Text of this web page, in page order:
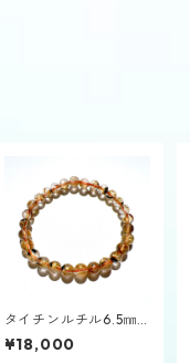
タイチンルチル6.5㎜
ブレスレット
¥18,000